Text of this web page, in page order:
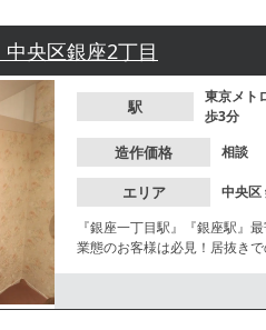
央区銀座2丁目
駅
東京メト
歩3分
造作価格 相談
エリア 中央区
『銀座一丁目駅』『銀座駅』
業態のお客様は必見！居抜き